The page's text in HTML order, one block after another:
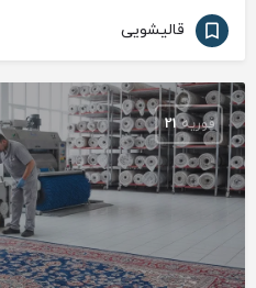
قالیشویی
فوریه 21